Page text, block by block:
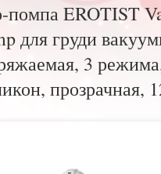
помпа EROTIST
для груди
3
прозрачная,